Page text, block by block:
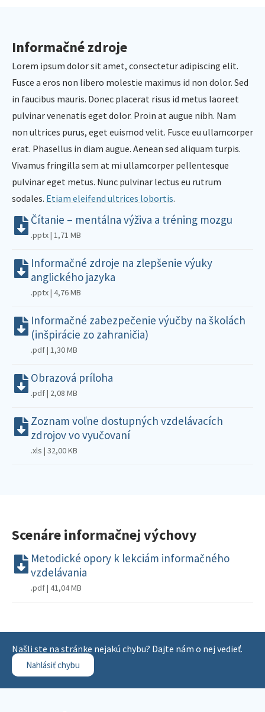
Informačné zdroje
Lorem ipsum dolor sit amet, consectetur adipiscing elit.
Fusce a eros non libero molestie maximus id non dolor. Sed
in faucibus mauris. Donec placerat risus id metus laoreet
pulvinar venenatis eget dolor. Proin at augue nibh. Nam
non ultrices purus, eget euismod velit. Fusce eu ullamcorper
erat. Phasellus in diam augue. Aenean sed aliquam turpis.
Vivamus fringilla sem at mi ullamcorper pellentesque
pulvinar eget metus. Nunc pulvinar lectus eu rutrum
sodales. Etiam eleifend ultrices lobortis.
Čítanie – mentálna výživa a tréning mozgu
.pptx | 1,71 MB
Informačné zdroje na zlepšenie výuky
anglického jazyka
.pptx | 4,76 MB
Informačné zabezpečenie výučby na školách
(inšpirácie zo zahraničia)
.pdf | 1,30 MB
Obrazová príloha
.pdf | 2,08 MB
Zoznam voľne dostupných vzdelávacích
zdrojov vo vyučovaní
.xls | 32,00 KB
Scenáre informačnej výchovy
Metodické opory k lekciám informačného
vzdelávania
.pdf | 41,04 MB
Našli ste na stránke nejakú chybu? Dajte nám o nej vedieť.
Nahlásiť chybu